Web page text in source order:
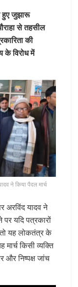
हुए जुझारू
से तहसील
की
के विरोध में
ने किया पैदल मार्च
अरविंद यादव ने
यदि पत्रकारों
यह लोकतंत्र के
किसी व्यक्ति
और निष्पक्ष जांच